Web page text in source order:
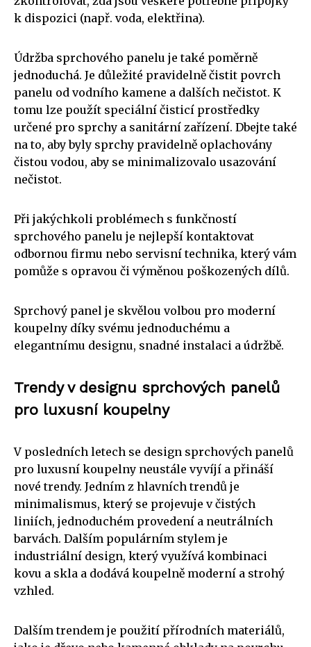
k dispozici (např. voda, elektřina).
Údržba sprchového panelu je také poměrně
jednoduchá. Je důležité pravidelně čistit povrch
panelu od vodního kamene a dalších nečistot. K
tomu lze použít speciální čisticí prostředky
určené pro sprchy a sanitární zařízení. Dbejte také
na to, aby byly sprchy pravidelně oplachovány
čistou vodou, aby se minimalizovalo usazování
nečistot.
Při jakýchkoli problémech s funkčností
sprchového panelu je nejlepší kontaktovat
odbornou firmu nebo servisní technika, který vám
pomůže s opravou či výměnou poškozených dílů.
Sprchový panel je skvělou volbou pro moderní
koupelny díky svému jednoduchému a
elegantnímu designu, snadné instalaci a údržbě.
Trendy v designu sprchových panelů
pro luxusní koupelny
V posledních letech se design sprchových panelů
pro luxusní koupelny neustále vyvíjí a přináší
nové trendy. Jedním z hlavních trendů je
minimalismus, který se projevuje v čistých
liniích, jednoduchém provedení a neutrálních
barvách. Dalším populárním stylem je
industriální design, který využívá kombinaci
kovu a skla a dodává koupelně moderní a strohý
vzhled.
Dalším trendem je použití přírodních materiálů,